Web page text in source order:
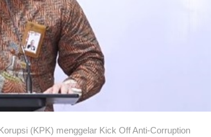
(KPK) menggelar Kick Off Anti-Corruption